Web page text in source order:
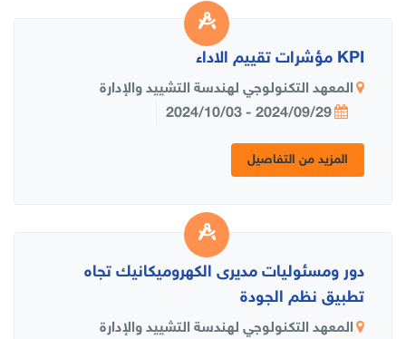
KPI مؤشرات تقييم الاداء
المعهد التكنولوجي لهندسة التشييد والإدارة
2024/09/29 - 2024/10/03
المزيد من التفاصيل
دور ومسئوليات مديرى الكهروميكانيك تجاه
تطبيق نظم الجودة
المعهد التكنولوجي لهندسة التشييد والإدارة